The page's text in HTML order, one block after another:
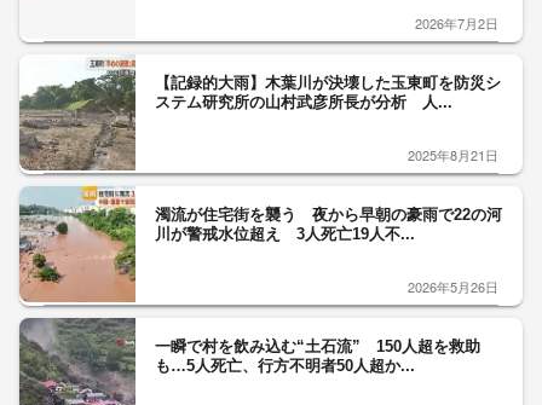
2026年7月2日
【記録的大雨】木葉川が決壊した玉東町を防災シ
ステム研究所の山村武彦所長が分析 人...
2025年8月21日
濁流が住宅街を襲う 夜から早朝の豪雨で22の河
川が警戒水位超え 3人死亡19人不...
2026年5月26日
一瞬で村を飲み込む“土石流” 150人超を救助
も…5人死亡、行方不明者50人超か...